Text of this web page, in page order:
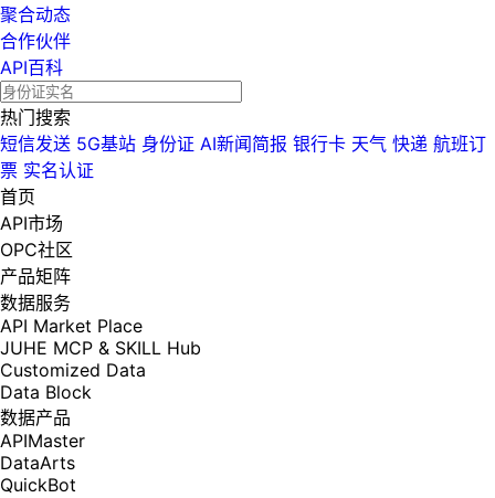
聚合动态
合作伙伴
API百科
热门搜索
短信发送 5G基站 身份证 AI新闻简报 银行卡 天气 快递 航班订
票 实名认证
首页
API市场
OPC社区
产品矩阵
数据服务
API Market Place
JUHE MCP & SKILL Hub
Customized Data
Data Block
数据产品
APIMaster
DataArts
QuickBot